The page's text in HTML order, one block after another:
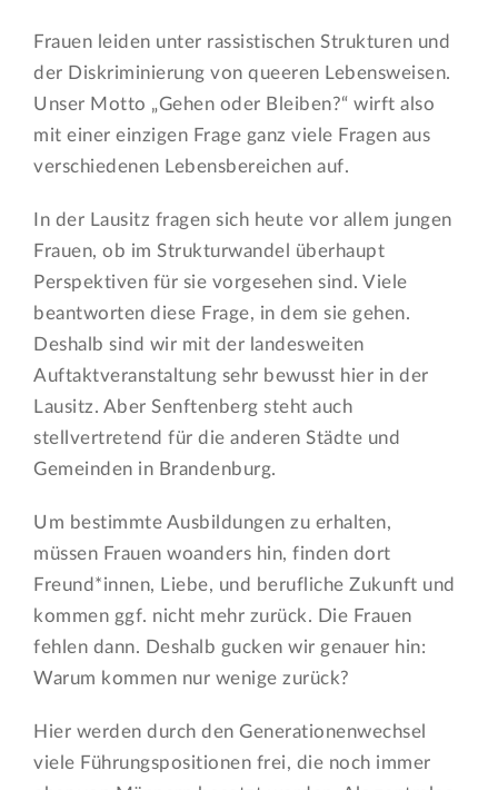
Frauen leiden unter rassistischen Strukturen und
der Diskriminierung von queeren Lebensweisen.
Unser Motto „Gehen oder Bleiben?“ wirft also
mit einer einzigen Frage ganz viele Fragen aus
verschiedenen Lebensbereichen auf.
In der Lausitz fragen sich heute vor allem jungen
Frauen, ob im Strukturwandel überhaupt
Perspektiven für sie vorgesehen sind. Viele
beantworten diese Frage, in dem sie gehen.
Deshalb sind wir mit der landesweiten
Auftaktveranstaltung sehr bewusst hier in der
Lausitz. Aber Senftenberg steht auch
stellvertretend für die anderen Städte und
Gemeinden in Brandenburg.
Um bestimmte Ausbildungen zu erhalten,
müssen Frauen woanders hin, finden dort
Freund*innen, Liebe, und berufliche Zukunft und
kommen ggf. nicht mehr zurück. Die Frauen
fehlen dann. Deshalb gucken wir genauer hin:
Warum kommen nur wenige zurück?
Hier werden durch den Generationenwechsel
viele Führungspositionen frei, die noch immer